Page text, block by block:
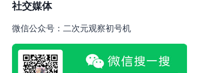
集
140
包
括
社交媒体
微信公众号：二次元观察初号机